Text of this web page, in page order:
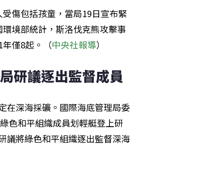
傷包括孩童，當局19日宣布緊
境部統計，斯洛伐克熊攻擊事
僅8起。（中央社報導）
研議逐出監督成員
在深海採礦。國際海底管理局委
色和平組織成員划輕艇登上研
議將綠色和平組織逐出監督深海